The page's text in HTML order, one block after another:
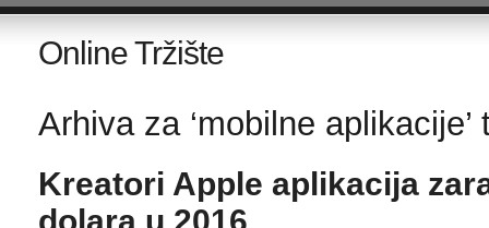
Online Tržište
Arhiva za ‘mobilne aplikacije’
Kreatori Apple aplikacija